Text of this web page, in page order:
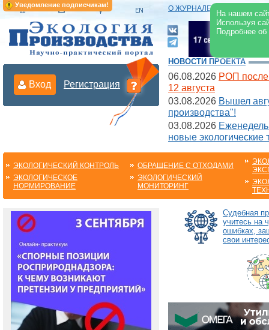
Уведомление подписчикам!
На нашем
Используя
Подробнее
О ЖУРНАЛЕ |
Вход Регистрация
НОВОСТИ ПРОЕКТА
06.08.2026 РОП после
12 августа
03.08.2026 Вышел
производства"!
03.08.2026
новые экологические
ЭКОЛОГИЧЕСКИЙ КОНТРОЛЬ
ЭКОЛОГИЧЕСКОЕ
НОРМИРОВАНИЕ
ОБРАЩЕНИЕ С ОТХОДАМИ
ЭКОЛОГИЧЕСКИЙ
МОНИТОРИНГ
Судебная
учитесь на
ошибках,
свои